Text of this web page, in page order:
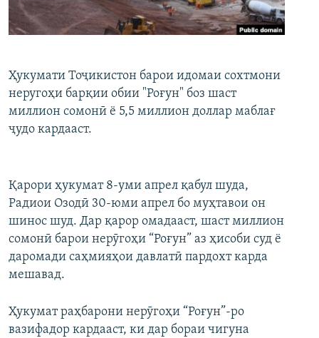
ГУЗОРИШҲОИ РАДИОӢ
Русский
Ҳукумати Тоҷикистон барои идомаи сохтмони
неругоҳи барқии обии "Роғун" боз шаст
миллион сомонӣ ё 5,5 миллион доллар маблағ
ҷудо кардааст.
Қарори ҳукумат 8-уми апрел қабул шуда,
Радиои Озодӣ 30-юми апрел бо муҳтавои он
шинос шуд. Дар қарор омадааст, шаст миллион
сомонӣ барои нерӯгоҳи “Роғун” аз ҳисоби суд ё
даромади саҳмияҳои давлатӣ пардохт карда
мешавад.
Ҳукумат раҳбарони нерӯгоҳи “Роғун”-ро
вазифадор кардааст, ки дар бораи чигуна